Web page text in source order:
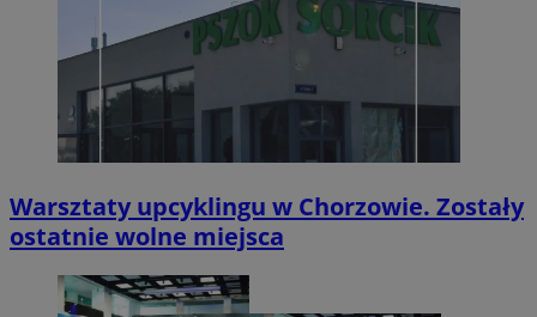
Warsztaty upcyklingu w Chorzowie. Zostały
ostatnie wolne miejsca